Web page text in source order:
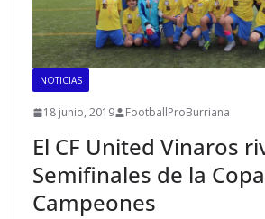
NOTICIAS
18 junio, 2019 FootballProBurriana
El CF United Vinaros
Semifinales de la
Campeones